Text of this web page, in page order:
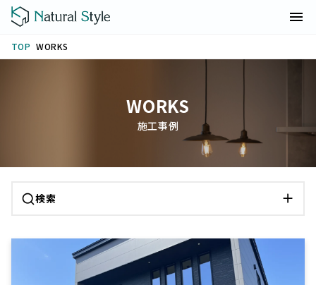
TOP WORKS
WORKS
施工事例
検索
Attain Noah Sentir リフォーム